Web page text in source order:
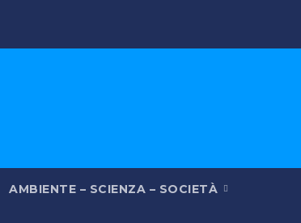
AMBIENTE – SCIENZA – SOCIETÀ